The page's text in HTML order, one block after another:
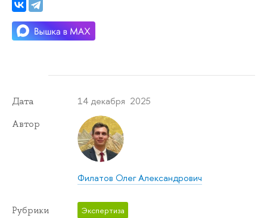
Дата 14 декабря 2025
Автор
Филатов Олег Александрович
Рубрики Экспертиза